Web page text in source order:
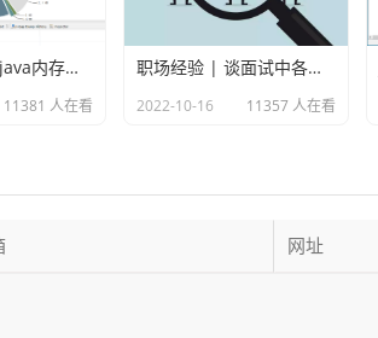
使用MAT分析java内存溢出的原因
11381 人在看
职场经验 | 谈面试中各种各样的坑
2022-10-16 11357 人在看